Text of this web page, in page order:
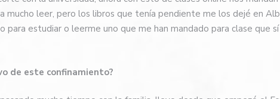
mucho leer, pero los libros que tenía pendiente me los dejé en
para estudiar o leerme uno que me han mandado para clase que
de este confinamiento?